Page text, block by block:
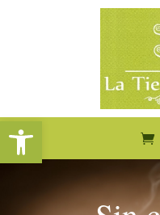
Abrir barra de